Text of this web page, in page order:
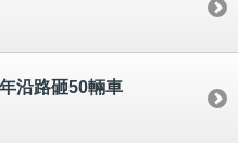
沿路砸50輛車